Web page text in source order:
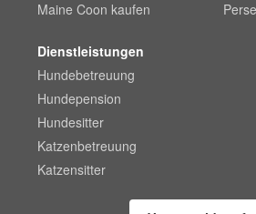
Maine Coon kaufen
Dienstleistungen
Hundebetreuung
Hundepension
Hundesitter
Katzenbetreuung
Katzensitter